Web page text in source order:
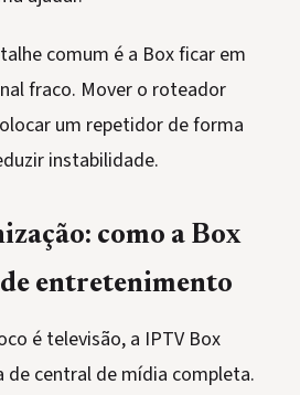
comum é a Box ficar em
fraco. Mover o roteador
um repetidor de forma
instabilidade.
como a Box
entretenimento
é televisão, a IPTV Box
de central de mídia completa.